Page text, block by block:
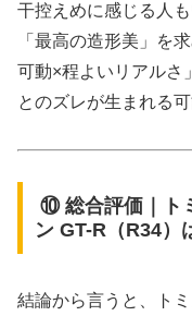
干控えめに感じる人も
「最高の造形美」を
可動×程よいリアルさ
とのズレが生まれる
⑩ 総合評価｜ト
ン GT-R（R34）
結論から言うと、ト